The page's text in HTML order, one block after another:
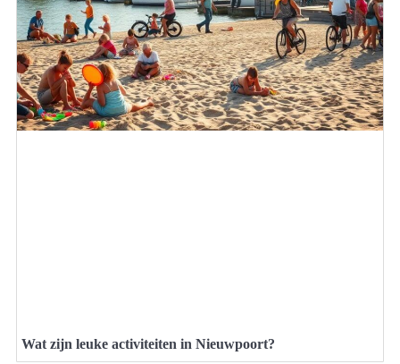
Wat zijn leuke activiteiten in Nieuwpoort?